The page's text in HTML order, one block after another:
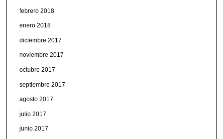
febrero 2018
enero 2018
diciembre 2017
noviembre 2017
octubre 2017
septiembre 2017
agosto 2017
julio 2017
junio 2017